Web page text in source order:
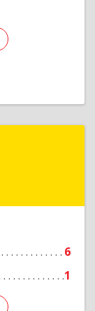
6
1
р-н,